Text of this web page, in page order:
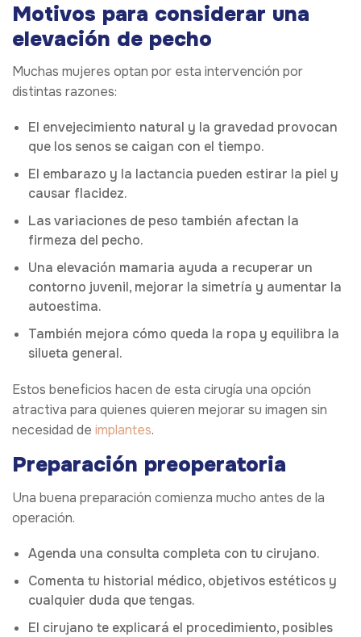
Motivos para considerar una
elevación de pecho
Muchas mujeres optan por esta intervención por
distintas razones:
El envejecimiento natural y la gravedad provocan
que los senos se caigan con el tiempo.
El embarazo y la lactancia pueden estirar la piel y
causar flacidez.
Las variaciones de peso también afectan la
firmeza del pecho.
Una elevación mamaria ayuda a recuperar un
contorno juvenil, mejorar la simetría y aumentar la
autoestima.
También mejora cómo queda la ropa y equilibra la
silueta general.
Estos beneficios hacen de esta cirugía una opción
atractiva para quienes quieren mejorar su imagen sin
necesidad de implantes.
Preparación preoperatoria
Una buena preparación comienza mucho antes de la
operación.
Agenda una consulta completa con tu cirujano.
Comenta tu historial médico, objetivos estéticos y
cualquier duda que tengas.
El cirujano te explicará el procedimiento, posibles